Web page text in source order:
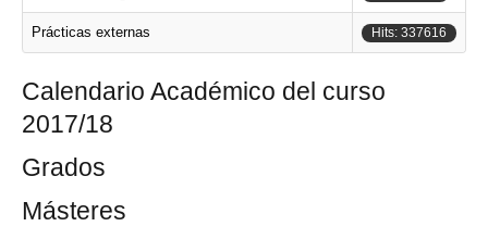
Prácticas externas Hits: 337616
Calendario Académico del curso
2017/18
Grados
Másteres